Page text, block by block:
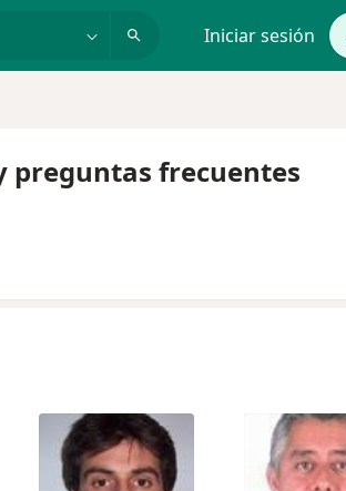
Iniciar sesión
preguntas frecuentes